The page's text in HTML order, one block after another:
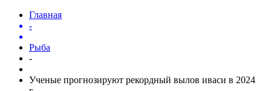
Главная
-
Рыба
-
Ученые прогнозируют рекордный вылов иваси в 2024